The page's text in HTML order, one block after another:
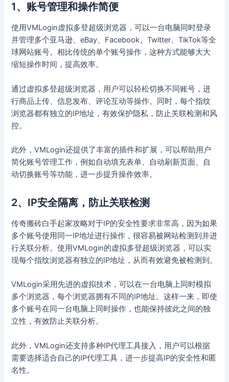
1、账号管理和操作简便
使用VMLogin虚拟多登超级浏览器，可以一台电脑同时登录
并管理多个亚马逊、eBay、Facebook、Twitter、TikTok等全
球网站账号。相比传统的单个账号操作，这种方式能够大大
缩短操作时间，提高效率。
通过虚拟多登超级浏览器，用户可以轻松切换不同账号，进
行商品上传、信息发布、评论互动等操作。同时，每个指纹
浏览器都有独立的IP地址，有效保护隐私，防止关联检测和风
控。
此外，VMLogin还提供了丰富的插件和扩展，可以帮助用户
简化账号管理工作，例如自动填充表单、自动刷新页面、自
动切换账号等功能，进一步提升操作效率。
2、IP安全隔离，防止关联检测
传奇搬砖白手起家攻略对于IP的安全性要求非常高，因为如果
多个账号使用同一IP地址进行操作，很容易被网站检测到并进
行关联分析。使用VMLogin的虚拟多登超级浏览器，可以实
现每个指纹浏览器有独立的IP地址，从而有效避免被检测到。
VMLogin采用先进的虚拟技术，可以在一台电脑上同时模拟
多个浏览器，每个浏览器拥有不同的IP地址。这样一来，即使
多个账号在同一台电脑上同时操作，也能保持彼此之间的独
立性，有效防止关联分析。
此外，VMLogin还支持多种IP代理工具接入，用户可以根据
需要选择适合自己的IP代理工具，进一步提高IP的安全性和匿
名性。